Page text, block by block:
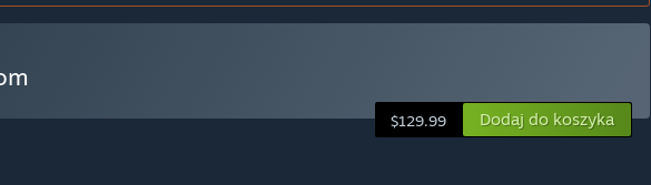
$129.99 Dodaj do koszyka